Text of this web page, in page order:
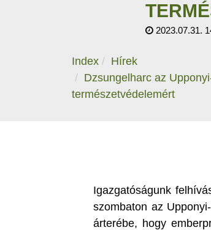
2023.07.31.
Index
Hírek
Dzsungelharc az
természetvédelemért
Igazgatóságunk
szombaton az
árterébe, hogy